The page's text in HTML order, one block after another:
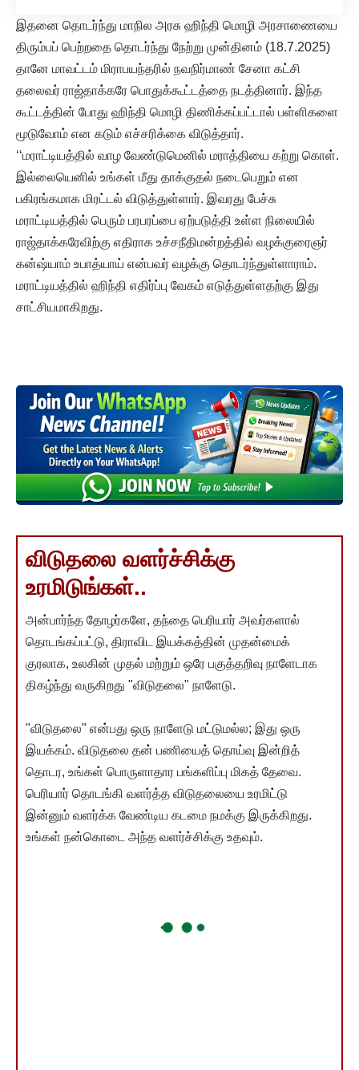
இதனை தொடர்ந்து மாநில அரசு ஹிந்தி மொழி அரசாணையை
திரும்பப் பெற்றதை தொடர்ந்து நேற்று முன்தினம் (18.7.2025)
தானே மாவட்டம் மிராபயந்தரில் நவநிர்மாண் சேனா கட்சி
தலைவர் ராஜ்தாக்கரே பொதுக்கூட்டத்தை நடத்தினார். இந்த
கூட்டத்தின் போது ஹிந்தி மொழி திணிக்கப்பட்டால் பள்ளிகளை
மூடுவோம் என கடும் எச்சரிக்கை விடுத்தார்.
‘‘மராட்டியத்தில் வாழ வேண்டுமெனில் மராத்தியை கற்று கொள்.
இல்லையெனில் உங்கள் மீது தாக்குதல் நடைபெறும் என
பகிரங்கமாக மிரட்டல் விடுத்துள்ளார். இவரது பேச்சு
மராட்டியத்தில் பெரும் பரபரப்பை ஏற்படுத்தி உள்ள நிலையில்
ராஜ்தாக்கரேவிற்கு எதிராக உச்சநீதிமன்றத்தில் வழக்குரைஞர்
கன்ஷ்யாம் உபாத்யாய் என்பவர் வழக்கு தொடர்ந்துள்ளாராம்.
மராட்டியத்தில் ஹிந்தி எதிர்ப்பு வேகம் எடுத்துள்ளதற்கு இது
சாட்சியமாகிறது.
விடுதலை வளர்ச்சிக்கு
உரமிடுங்கள்..
அன்பார்ந்த தோழர்களே, தந்தை பெரியார் அவர்களால்
தொடங்கப்பட்டு, திராவிட இயக்கத்தின் முதன்மைக்
குரலாக, உலகின் முதல் மற்றும் ஒரே பகுத்தறிவு நாளேடாக
திகழ்ந்து வருகிறது "விடுதலை" நாளேடு.
"விடுதலை" என்பது ஒரு நாளேடு மட்டுமல்ல; இது ஒரு
இயக்கம். விடுதலை தன் பணியைத் தொய்வு இன்றித்
தொடர, உங்கள் பொருளாதார பங்களிப்பு மிகத் தேவை.
பெரியார் தொடங்கி வளர்த்த விடுதலையை உரமிட்டு
இன்னும் வளர்க்க வேண்டிய கடமை நமக்கு இருக்கிறது.
உங்கள் நன்கொடை அந்த வளர்ச்சிக்கு உதவும்.